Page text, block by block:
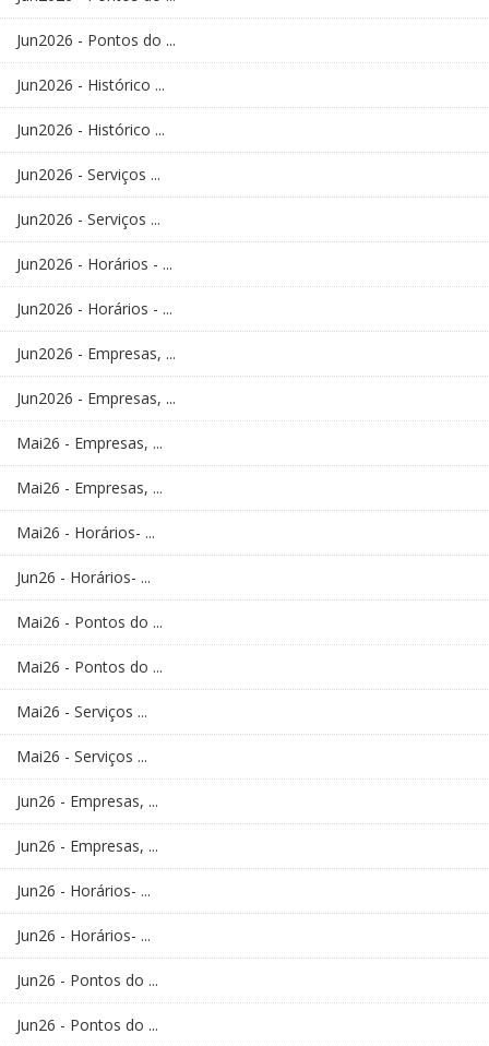
Jun2026 - Pontos do ...
Jun2026 - Histórico ...
Jun2026 - Histórico ...
Jun2026 - Serviços ...
Jun2026 - Serviços ...
Jun2026 - Horários - ...
Jun2026 - Horários - ...
Jun2026 - Empresas, ...
Jun2026 - Empresas, ...
Mai26 - Empresas, ...
Mai26 - Empresas, ...
Mai26 - Horários- ...
Jun26 - Horários- ...
Mai26 - Pontos do ...
Mai26 - Pontos do ...
Mai26 - Serviços ...
Mai26 - Serviços ...
Jun26 - Empresas, ...
Jun26 - Empresas, ...
Jun26 - Horários- ...
Jun26 - Horários- ...
Jun26 - Pontos do ...
Jun26 - Pontos do ...